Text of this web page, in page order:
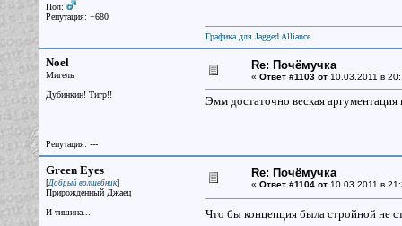
Пол:
Репутация: +680
Графика для Jagged Alliance
Noel
Мигель
Дубинкин! Тигр!!
Репутация: ---
Re: Почёмучка
« Ответ #1103 от10.03.2011 в
Эмм достаточно веская
Green Eyes
[Добрый волшебник]
Прирожденный Джаец
И тишина...
Re: Почёмучка
« Ответ #1104 от10.03.2011 в
Что бы концепция была стройной не